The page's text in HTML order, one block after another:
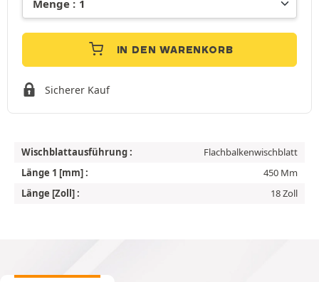
IN DEN WARENKORB
Sicherer Kauf
Wischblattausführung :
Flachbalkenwischblatt
Länge 1 [mm] :
450 Mm
Länge [Zoll] :
18 Zoll